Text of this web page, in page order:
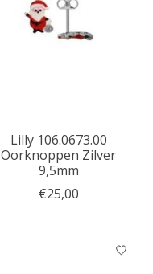
Lilly 106.0673.00
Oorknoppen Zilver
9,5mm
€25,00